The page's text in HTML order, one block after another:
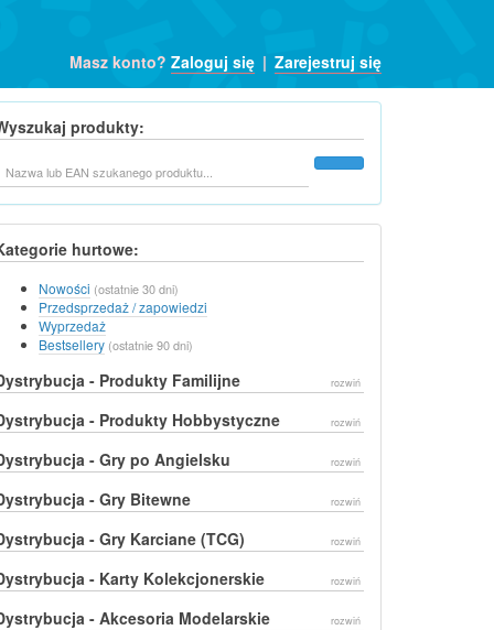
Masz konto? Zaloguj się | Zarejestruj się
produkty:
hurtowe:
Nowości (ostatnie 30 dni)
Przedsprzedaż / zapowiedzi
Wyprzedaż
Bestsellery (ostatnie 90 dni)
- Produkty Familijne rozwiń
- Produkty Hobbystyczne rozwiń
- Gry po Angielsku rozwiń
- Gry Bitewne rozwiń
- Gry Karciane (TCG) rozwiń
- Karty Kolekcjonerskie rozwiń
- Akcesoria Modelarskie rozwiń